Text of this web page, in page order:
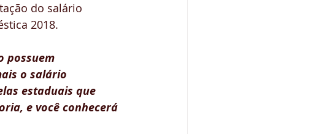
do salário
2018.
possuem
o salário
estaduais que
e você conhecerá